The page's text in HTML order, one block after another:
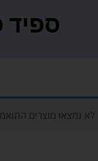
לא נמצאו מוצרים